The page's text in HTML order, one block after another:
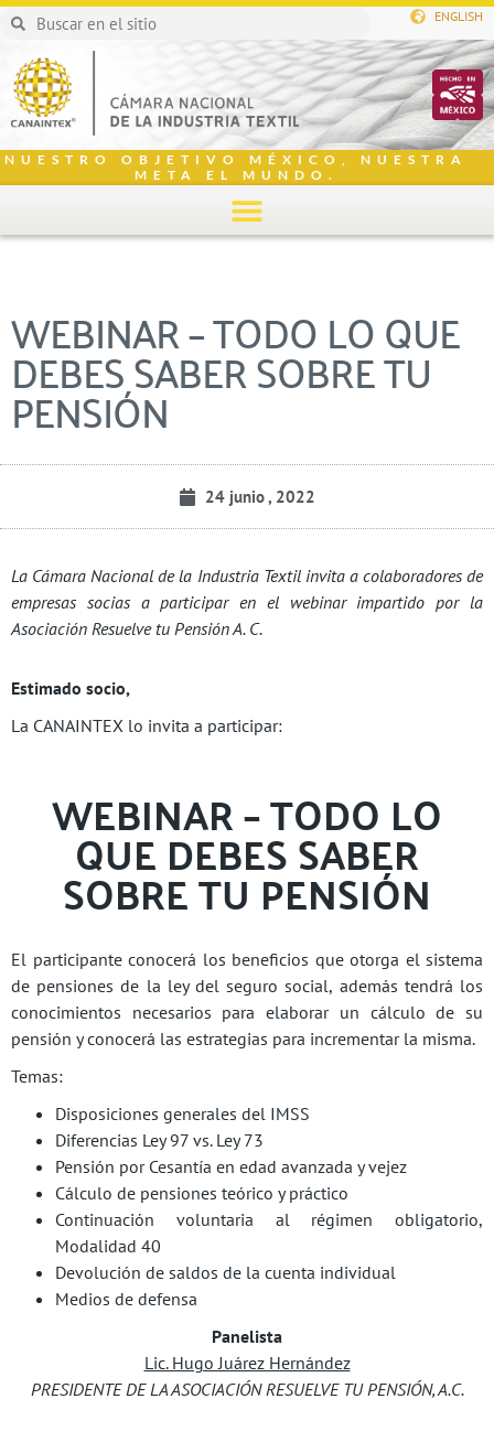
ENGLISH
NUESTRO OBJETIVO MÉXICO, NUESTRA
META EL MUNDO.
WEBINAR – TODO LO QUE
DEBES SABER SOBRE TU
PENSIÓN
24 junio , 2022
La Cámara Nacional de la Industria Textil invita a colaboradores de
empresas socias a participar en el webinar impartido por la
Asociación Resuelve tu Pensión A. C.
Estimado socio,
La CANAINTEX lo invita a participar:
WEBINAR – TODO LO
QUE DEBES SABER
SOBRE TU PENSIÓN
El participante conocerá los beneficios que otorga el sistema
de pensiones de la ley del seguro social, además tendrá los
conocimientos necesarios para elaborar un cálculo de su
pensión y conocerá las estrategias para incrementar la misma.
Temas:
Disposiciones generales del IMSS
Diferencias Ley 97 vs. Ley 73
Pensión por Cesantía en edad avanzada y vejez
Cálculo de pensiones teórico y práctico
Continuación voluntaria al régimen obligatorio,
Modalidad 40
Devolución de saldos de la cuenta individual
Medios de defensa
Panelista
Lic. Hugo Juárez Hernández
PRESIDENTE DE LA ASOCIACIÓN RESUELVE TU PENSIÓN, A.C.